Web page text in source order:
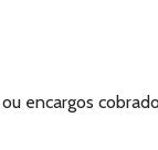
encargos